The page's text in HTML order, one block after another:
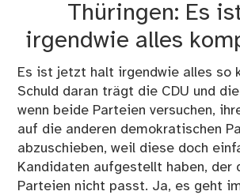
Thüringen: Es
irgendwie alles
Es ist jetzt halt irgendwie alles so
Schuld daran trägt die CDU und die
wenn beide Parteien versuchen,
auf die anderen demokratischen
abzuschieben, weil diese doch
Kandidaten aufgestellt haben, der
Parteien nicht passt. Ja, es geht